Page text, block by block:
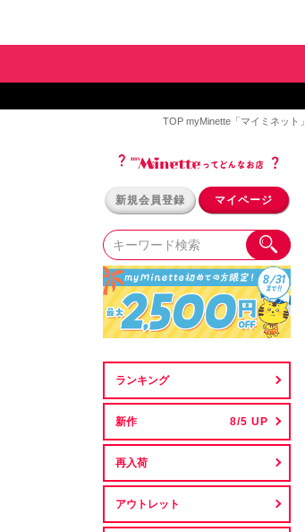
TOP myMinette「マイミネット」
新規会員登録 マイページ
ランキング
新作
再入荷
アウトレット